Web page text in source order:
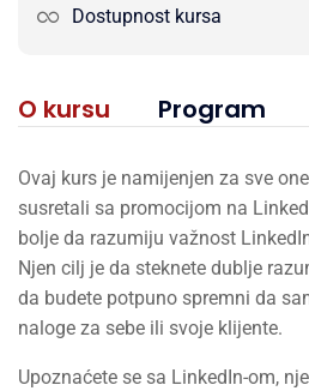
O kursu Program
Ovaj kurs je namijenjen za sve
susretali sa promocijom na
bolje da razumiju važnost
Njen cilj je da steknete dublje
da budete potpuno spremni da
naloge za sebe ili svoje klijente.
Upoznaćete se sa LinkedIn-om,
Dostupnost kursa